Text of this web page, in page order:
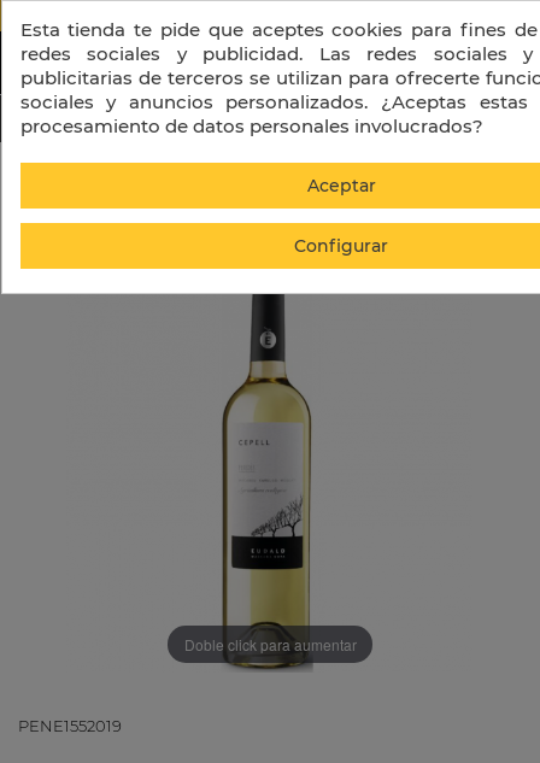
Cepell Blanco Joven
Doble click para aumentar
PENE1552019
Esta tienda te pide que aceptes cookies para fines
redes sociales y publicidad. Las redes sociales
publicitarias de terceros se utilizan para ofrecerte
sociales y anuncios personalizados. ¿Aceptas
procesamiento de datos personales involucrados?
Aceptar
Configurar